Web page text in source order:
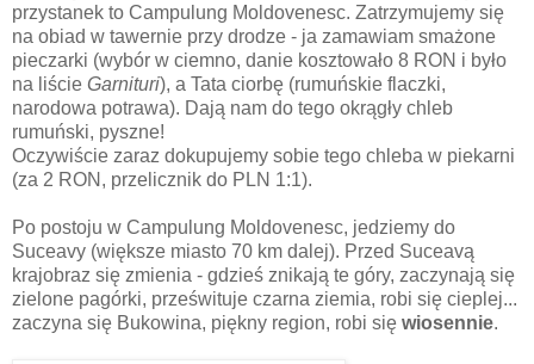
przystanek to Campulung Moldovenesc. Zatrzymujemy się
na obiad w tawernie przy drodze - ja zamawiam smażone
pieczarki (wybór w ciemno, danie kosztowało 8 RON i było
na liście Garnituri), a Tata ciorbę (rumuńskie flaczki,
narodowa potrawa). Dają nam do tego okrągły chleb
rumuński, pyszne!
Oczywiście zaraz dokupujemy sobie tego chleba w piekarni
(za 2 RON, przelicznik do PLN 1:1).
Po postoju w Campulung Moldovenesc, jedziemy do
Suceavy (większe miasto 70 km dalej). Przed Suceavą
krajobraz się zmienia - gdzieś znikają te góry, zaczynają się
zielone pagórki, prześwituje czarna ziemia, robi się cieplej...
zaczyna się Bukowina, piękny region, robi się wiosennie.